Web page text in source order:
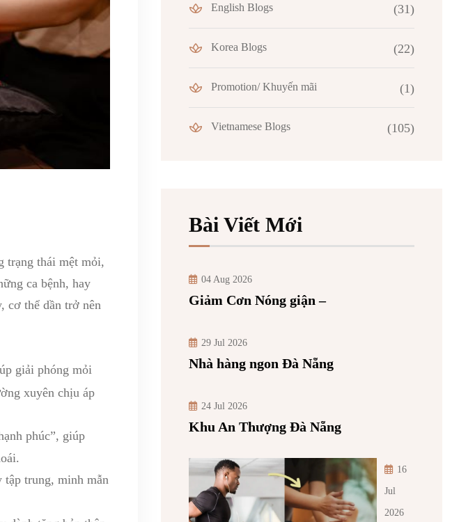
trạng thái mệt mỏi,
ca bệnh, hay
cơ thể dần trở nên
giải phóng mỏi
xuyên chịu áp
phúc”, giúp
tập trung, minh mẫn
English Blogs (31)
Korea Blogs (22)
Promotion/ Khuyến mãi (1)
Vietnamese Blogs (105)
Bài Viết Mới
04 Aug 2026
Giảm Cơn Nóng giận –
29 Jul 2026
Nhà hàng ngon Đà Nẵng
24 Jul 2026
Khu An Thượng Đà Nẵng
16
Jul
2026